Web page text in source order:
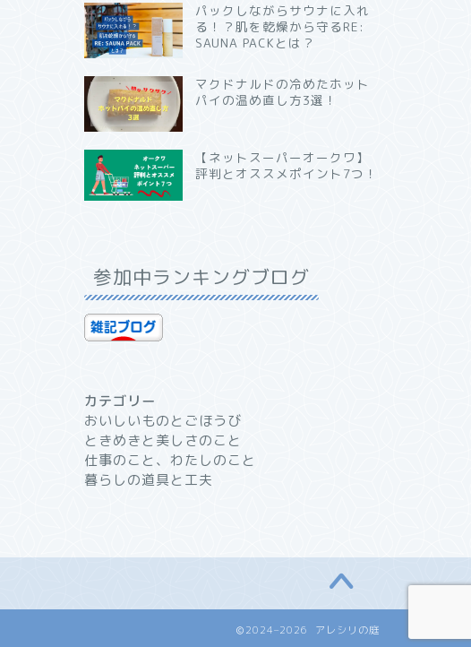
パックしながらサウナに入れ
る！？肌を乾燥から守るRE:
SAUNA PACKとは？
マクドナルドの冷めたホット
パイの温め直し方3選！
【ネットスーパーオークワ】
評判とオススメポイント7つ！
参加中ランキングブログ
カテゴリー
おいしいものとごほうび
ときめきと美しさのこと
仕事のこと、わたしのこと
暮らしの道具と工夫
2024–2026 アレシリの庭